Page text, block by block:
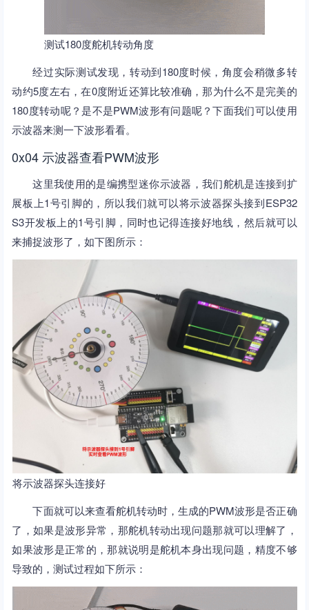
测试180度舵机转动角度
经过实际测试发现，转动到180度时候，角度会稍微多转
动约5度左右，在0度附近还算比较准确，那为什么不是完美的
180度转动呢？是不是PWM波形有问题呢？下面我们可以使用
示波器来测一下波形看看。
0x04 示波器查看PWM波形
这里我使用的是编携型迷你示波器，我们舵机是连接到扩
展板上1号引脚的，所以我们就可以将示波器探头接到ESP32
S3开发板上的1号引脚，同时也记得连接好地线，然后就可以
来捕捉波形了，如下图所示：
将示波器探头连接好
下面就可以来查看舵机转动时，生成的PWM波形是否正确
了，如果是波形异常，那舵机转动出现问题那就可以理解了，
如果波形是正常的，那就说明是舵机本身出现问题，精度不够
导致的，测试过程如下所示：